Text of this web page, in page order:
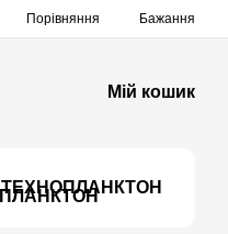
Порівняння Бажання
Мій кошик
ТЕХНОПЛАНКТОН